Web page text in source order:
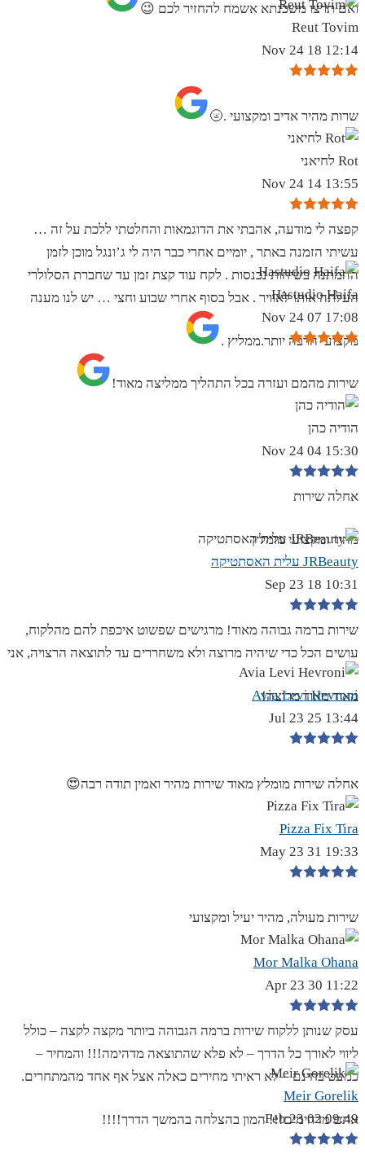
ואם תרצו משכנתא אשמח להחזיר לכם 😉
Reut Tovim
12:14 18 Nov 24
שרות מהיר אדיב ומקצועי .🌝
Rot לחיאני
13:55 14 Nov 24
קפצה לי מודעה, אהבתי את הדוגמאות והחלטתי ללכת על זה …
עשיתי הזמנה באתר , יומיים אחרי כבר היה לי ג’ונגל מוכן לזמן
ההמתנה בשיחות נכנסות . לקח עוד קצת זמן עד שחברת הסלולרי
העלתה אותו לאוויר . אבל בסוף אחרי שבוע וחצי … יש לנו מענה
מקצועי הרבה יותר.ממליץ .
Hastudio Haifa
17:08 07 Nov 24
שירות מהמם ועזרה בכל התהליך ממליצה מאוד!
הודיה כהן
15:30 04 Nov 24
אחלה שירות
מהיר ומקצועי מומלץ
JRBeauty עלית האסתטיקה
10:31 18 Sep 23
שירות ברמה גבוהה מאוד! מרגישים שפשוט איכפת להם מהלקוח,
עושים הכל כדי שיהיה מרוצה ולא משחררים עד לתוצאה הרצויה, אני
מאוד מאוד מרוצה!
Avia Levi Hevroni
13:44 25 Jul 23
אחלה שירות מומלץ מאוד שירות מהיר ואמין תודה רבה😍
Pizza Fix Tira
19:33 31 May 23
שירות מעולה, מהיר יעיל ומקצועי
Mor Malka Ohana
11:22 30 Apr 23
עסק שנותן ללקוח שירות ברמה הגבוהה ביותר מקצה לקצה – כולל
ליווי לאורך כל הדרך – לא פלא שהתוצאה מדהימה!!! והמחיר –
כמעט בחינם – לא ראיתי מחירים כאלה אצל אף אחד מהמתחרים.
אתם מדהימים!!! המון בהצלחה בהמשך הדרך!!!!
Meir Gorelik
09:49 02 Feb 23